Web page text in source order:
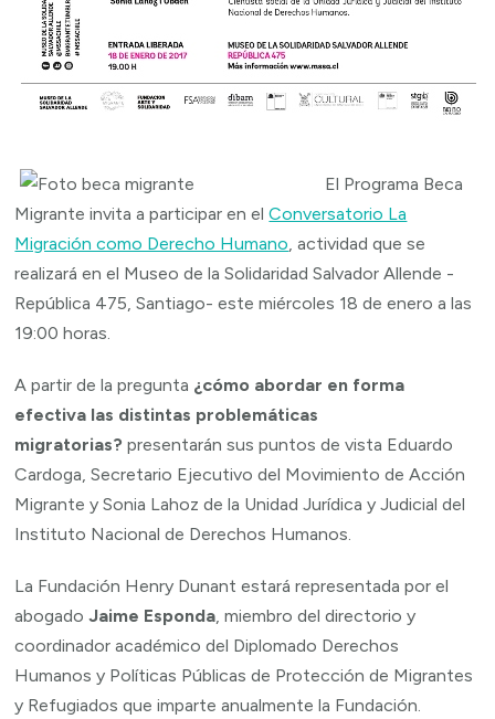
El Programa Beca
Migrante invita a participar en elConversatorio La
Migración como Derecho Humano , actividad que se
realizará en el Museo de la Solidaridad Salvador Allende -
República 475, Santiago- este miércoles 18 de enero a las
19:00 horas.
A partir de la pregunta ¿cómo abordar en forma
efectiva las distintas problemáticas
migratorias? presentarán sus puntos de vista Eduardo
Cardoga, Secretario Ejecutivo del Movimiento de Acción
Migrante y Sonia Lahoz de la Unidad Jurídica y Judicial del
Instituto Nacional de Derechos Humanos.
La Fundación Henry Dunant estará representada por el
abogadoJaime Esponda , miembro del directorio y
coordinador académico del Diplomado Derechos
Humanos y Políticas Públicas de Protección de Migrantes
y Refugiados que imparte anualmente la Fundación.